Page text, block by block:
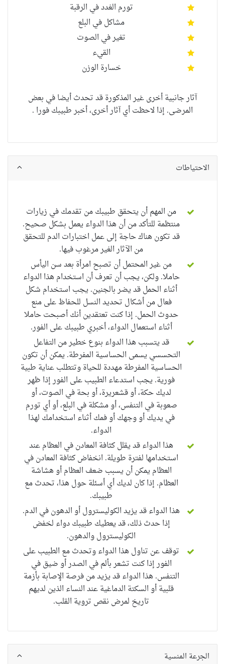
تورم الغدد في الرقبة
مشاكل في البلع
تغير في الصوت
القيء
خسارة الوزن
آثار جانبية أخرى غير المذكورة قد تحدث أيضا في بعض
المرضى. إذا لاحظت أي آثار أخرى، أخبر طبيبك فورا .
الاحتياطات
من المهم أن يتحقق طبيبك من تقدمك في زيارات
منتظمة للتأكد من أن هذا الدواء يعمل بشكل صحيح.
قد تكون هناك حاجة إلى عمل اختبارات الدم للتحقق
من الآثار الغير مرغوب فيها.
من غير المحتمل أن تصبح امرأة بعد سن اليأس
حاملا. ولكن، يجب أن تعرف أن استخدام هذا الدواء
أثناء الحمل قد يضر بالجنين. يجب استخدام شكل
فعال من أشكال تحديد النسل للحفاظ على منع
حدوث الحمل. إذا كنت تعتقدين أنك أصبحت حاملا
أثناء استعمال الدواء، أخبري طبيبك على الفور.
قد يتسبب هذا الدواء بنوع خطير من التفاعل
التحسسي يسمى الحساسية المفرطة. يمكن أن تكون
الحساسية المفرطة مهددة للحياة وتتطلب عناية طبية
فورية. يجب استدعاء الطبيب على الفور إذا ظهر
لديك حكة، أوقشعريرة، أو بحة في الصوت، أو
صعوبة في التنفس، أو مشكلة في البلع،أو أي تورم
في يديك أو وجهك أو فمك أثناء استخدامك لهذا
الدواء.
هذا الدواء قد يقلل كثافة المعادن في العظام عند
استخدامها لفترة طويلة. انخفاض كثافة المعادن في
العظام يمكن أن يسبب ضعف العظام أو هشاشة
العظام. إذا كان لديك أي أسئلة حول هذا، تحدث مع
طبيبك.
هذا الدواء قد يزيد الكوليسترول أو الدهون في الدم.
إذا حدث ذلك، قد يعطيك طبيبك دواء لخفض
الكوليسترول والدهون.
توقف عن تناول هذا الدواء وتحدث مع الطبيب على
الفور إذا كنت تشعر بألم في الصدر أو ضيق في
التنفس. هذا الدواء قد يزيد من فرصة الإصابة بأزمة
قلبية أو السكتة الدماغية عند النساء الذين لديهم
تاريخ لمرض نقص تروية القلب.
الجرعة المنسية